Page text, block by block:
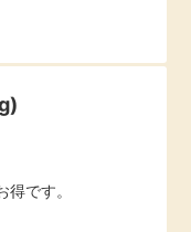
です。